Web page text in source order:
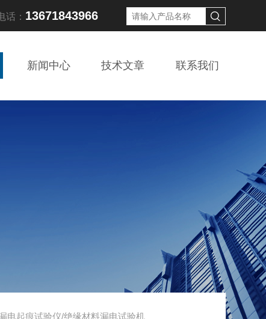
话： 13671843966
新闻中心 技术文章 联系我们
电起痕试验仪/绝缘材料漏电试验机